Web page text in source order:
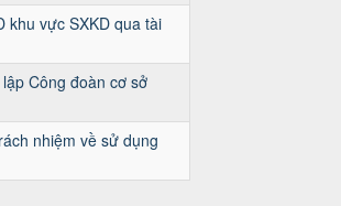
khu vực SXKD qua tài
Công đoàn cơ sở
nhiệm về sử dụng